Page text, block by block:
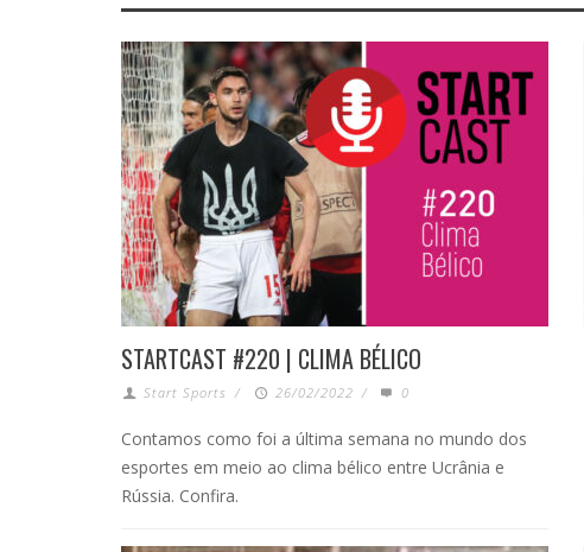
STARTCAST #220 | CLIMA BÉLICO
Start Sports / 26/02/2022 / 0
Contamos como foi a última semana no mundo dos
esportes em meio ao clima bélico entre Ucrânia e
Rússia. Confira.